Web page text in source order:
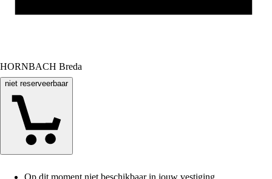
HORNBACH Breda
niet reserveerbaar
Op dit moment niet beschikbaar in jouw vestiging